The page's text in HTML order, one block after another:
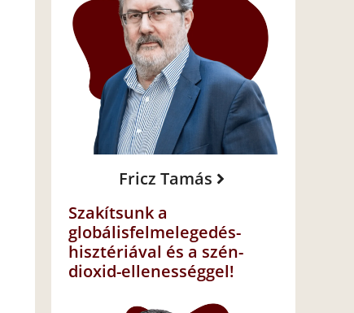
Fricz Tamás
Szakítsunk a
globálisfelmelegedés-
hisztériával és a szén-
dioxid-ellenességgel!